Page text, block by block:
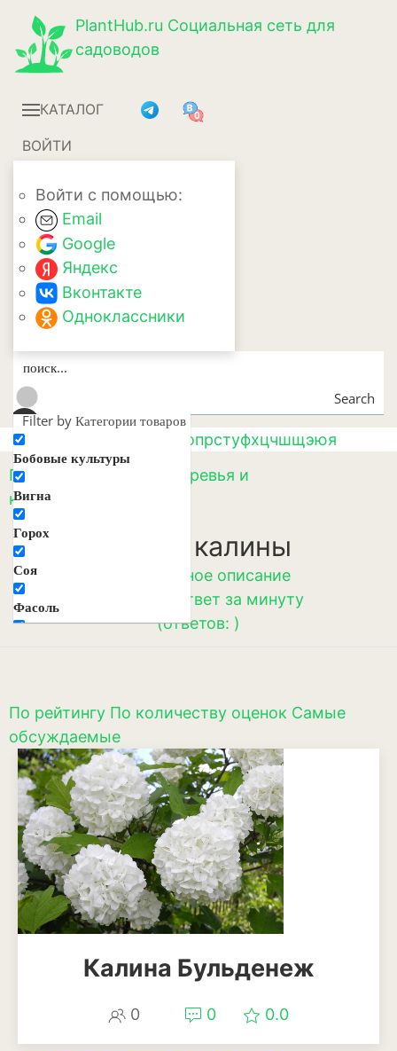
PlantHub.ru Социальная сеть для
садоводов
КАТАЛОГ
ВОЙТИ
Войти с помощью:
Email
Google
Яндекс
Вконтакте
Одноклассники
Search
Filter by Категории товаров
Бобовые культуры
Вигна
Горох
Соя
Фасоль
Аквилегия
Амарант
Анемона
Астильба
Астра
Бархатцы
опрстуфхцчшщэюя
Главная
Плодовые деревья и
кустарники
Сорта калины
Подробное описание
Вопрос-ответ за минуту
(ответов: )
По рейтингу По количеству оценок Самые
обсуждаемые
Калина Бульденеж
0 0 0.0